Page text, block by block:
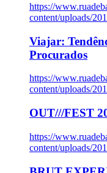
https://
content/uploads/
Viajar:
Procurados
https://
content/uploads/
OUT///FEST
https://
content/uploads/